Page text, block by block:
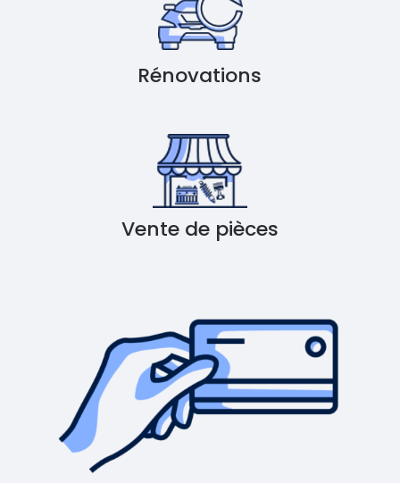
Rénovations
Vente de pièces